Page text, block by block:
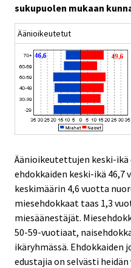
sukupuolen mukaan
Äänioikeutetut
Äänioikeutettujen keski-ikä
ehdokkaiden keski-ikä 46,7
keskimäärin 4,6 vuotta
miesehdokkaat taas 1,3
miesäänestäjät.
50-59-vuotiaat,
ikäryhmässä. Ehdokkaiden
edustajia on selvästi